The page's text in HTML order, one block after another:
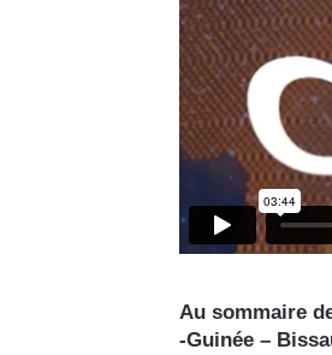
Au sommaire
-Guinée –